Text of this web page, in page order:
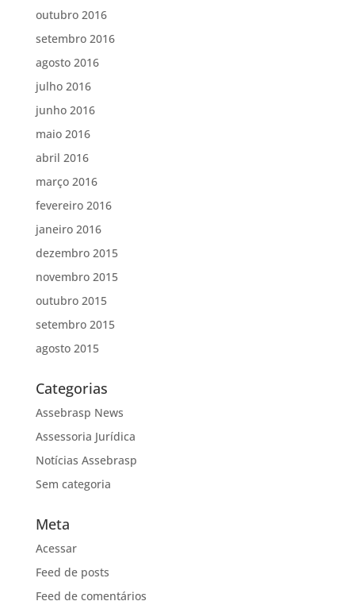
outubro 2016
setembro 2016
agosto 2016
julho 2016
junho 2016
maio 2016
abril 2016
março 2016
fevereiro 2016
janeiro 2016
dezembro 2015
novembro 2015
outubro 2015
setembro 2015
agosto 2015
Categorias
Assebrasp News
Assessoria Jurídica
Notícias Assebrasp
Sem categoria
Meta
Acessar
Feed de posts
Feed de comentários